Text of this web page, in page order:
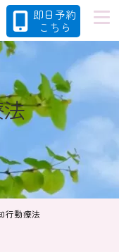
即日予約
こちら
当院の特徴
コラム
行動療法